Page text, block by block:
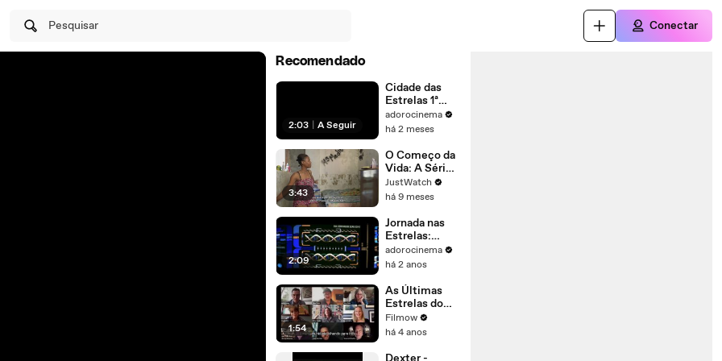
Pesquisar Conectar
Recomendado
2:03 A Seguir
Cidade das
Estrelas 1ª
Temporada
Trailer
adorocinema
há 2 meses
3:43
O Começo da
Vida: A Série |
show | 2016 |
Official Trailer
JustWatch
há 9 meses
2:09
Jornada nas
Estrelas:
Nêmesis
Trailer Oficial
adorocinema
há 2 anos
1:54
As Últimas
Estrelas do
Cinema |
Trailer Oficial
Filmow
há 4 anos